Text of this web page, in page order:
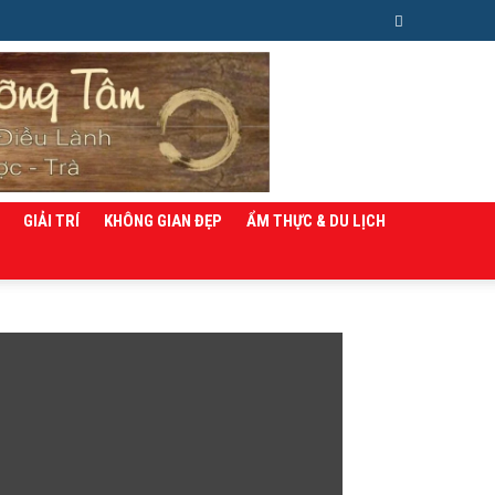
GIẢI TRÍ KHÔNG GIAN ĐẸP
ẨM THỰC & DU LỊCH